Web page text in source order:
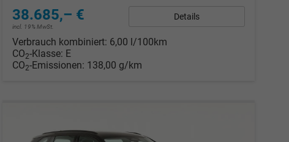
38.685,– €
incl. 19% MwSt.
Details
Verbrauch kombiniert: 6,00 l/100km
CO2-Klasse: E
CO2-Emissionen: 138,00 g/km